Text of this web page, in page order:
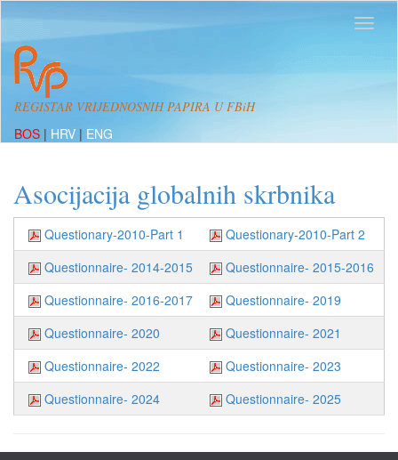
REGISTAR VRIJEDNOSNIH PAPIRA U FBiH
BOS | HRV | ENG
Asocijacija globalnih skrbnika
Questionary-2010-Part 1
Questionary-2010-Part 2
Questionnaire- 2014-2015
Questionnaire- 2015-2016
Questionnaire- 2016-2017
Questionnaire- 2019
Questionnaire- 2020
Questionnaire- 2021
Questionnaire- 2022
Questionnaire- 2023
Questionnaire- 2024
Questionnaire- 2025